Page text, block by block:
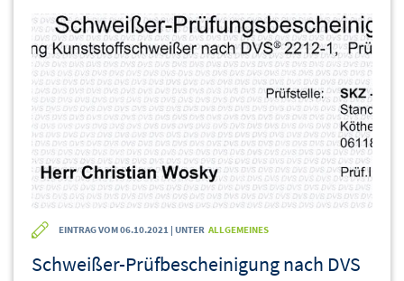
EINTRAG VOM 06.10.2021 | UNTER ALLGEMEINES
Schweißer-Prüfbescheinigung nach DVS